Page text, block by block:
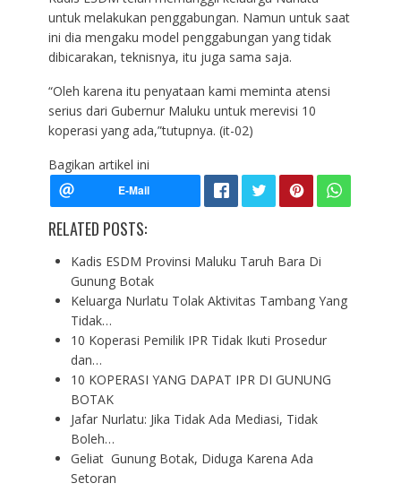
untuk melakukan penggabungan. Namun untuk saat
ini dia mengaku model penggabungan yang tidak
dibicarakan, teknisnya, itu juga sama saja.
“Oleh karena itu penyataan kami meminta atensi
serius dari Gubernur Maluku untuk merevisi 10
koperasi yang ada,”tutupnya. (it-02)
Bagikan artikel ini
RELATED POSTS:
Kadis ESDM Provinsi Maluku Taruh Bara Di
Gunung Botak
Keluarga Nurlatu Tolak Aktivitas Tambang Yang
Tidak…
10 Koperasi Pemilik IPR Tidak Ikuti Prosedur
dan…
10 KOPERASI YANG DAPAT IPR DI GUNUNG
BOTAK
Jafar Nurlatu: Jika Tidak Ada Mediasi, Tidak
Boleh…
Geliat Gunung Botak, Diduga Karena Ada
Setoran